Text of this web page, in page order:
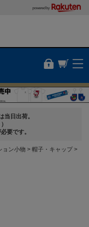
powered by
当日出荷。
要です。
ョン小物
帽子・キャップ